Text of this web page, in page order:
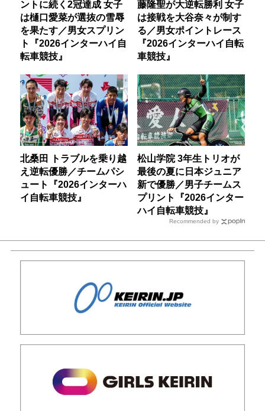
ントに続く2冠達成 女子
は樋口愛菜が選抜の雪辱
を果たす／男女スプリン
ト『2026インターハイ自
転車競技』
藤隆聖が大逆転勝利 女子
は接戦を大谷奈々が制す
る／男女ポイントレース
『2026インターハイ自転
車競技』
北桑田 トラブルを乗り越
え逆転優勝／チームパシ
ュート『2026インターハ
イ自転車競技』
松山学院 3年生トリオが
最後の夏に日本ジュニア
新で優勝／男子チームス
プリント『2026インター
ハイ自転車競技』
Recommended by